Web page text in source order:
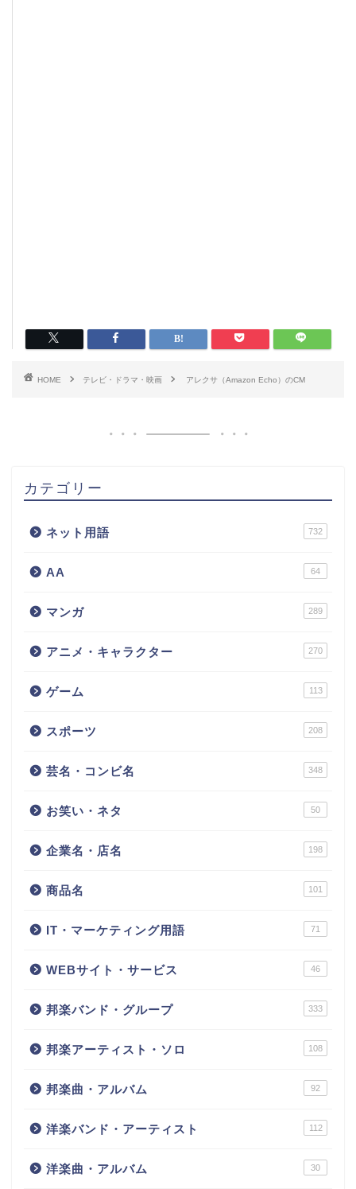
HOME テレビ・ドラマ・映画 アレクサ（Amazon Echo）のCM
カテゴリー
ネット用語 732
AA 64
マンガ 289
アニメ・キャラクター 270
ゲーム 113
スポーツ 208
芸名・コンビ名 348
お笑い・ネタ 50
企業名・店名 198
商品名 101
IT・マーケティング用語 71
WEBサイト・サービス 46
邦楽バンド・グループ 333
邦楽アーティスト・ソロ 108
邦楽曲・アルバム 92
洋楽バンド・アーティスト 112
洋楽曲・アルバム 30